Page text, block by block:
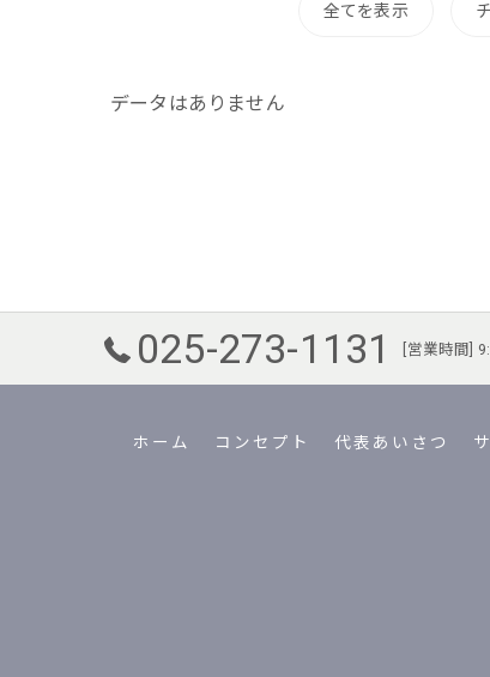
全てを表示
データはありません
025-273-1131 [営業時間]
ホーム コンセプト 代表あいさつ